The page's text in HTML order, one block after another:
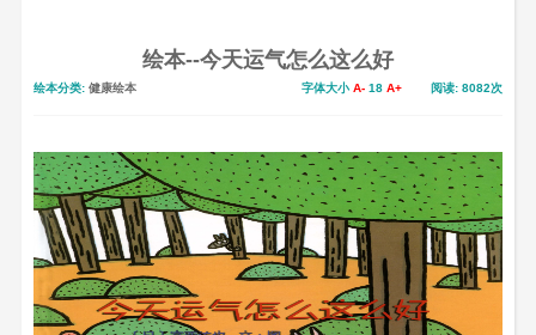
绘本--今天运气怎么这么好
绘本分类: 健康绘本 字体大小A- 18 A+ 阅读: 8082次